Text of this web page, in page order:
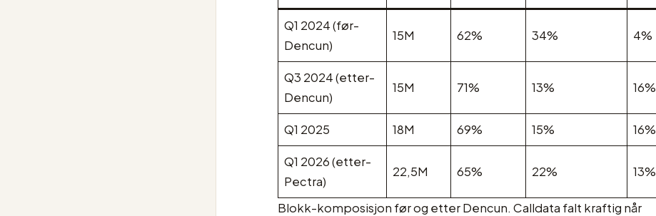
Q1 2024 (før-
Dencun)
15M 62% 34% 4%
Q3 2024 (etter-
Dencun)
15M 71% 13% 16%
Q1 2025 18M 69% 15% 16%
Q1 2026 (etter-
Pectra)
22,5M 65% 22% 13%
Blokk-komposisjon før og etter Dencun. Calldata falt kraftig når